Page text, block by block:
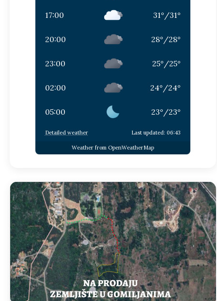
17:00 31° /31°
20:00 28° /28°
23:00 25° /25°
02:00 24° /24°
05:00 23° /23°
Detailed weather Last updated: 06:43
Weather from OpenWeatherMap